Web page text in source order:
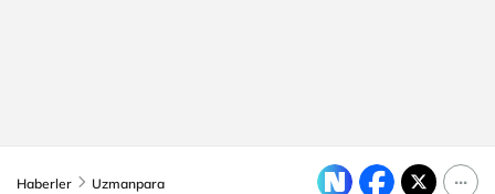
Haberler Uzmanpara